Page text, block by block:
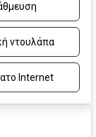
ντουλάπα
Internet